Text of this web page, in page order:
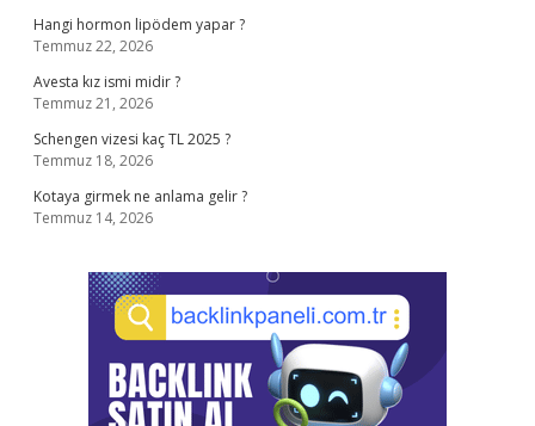
Hangi hormon lipödem yapar ?
Temmuz 22, 2026
Avesta kız ismi midir ?
Temmuz 21, 2026
Schengen vizesi kaç TL 2025 ?
Temmuz 18, 2026
Kotaya girmek ne anlama gelir ?
Temmuz 14, 2026